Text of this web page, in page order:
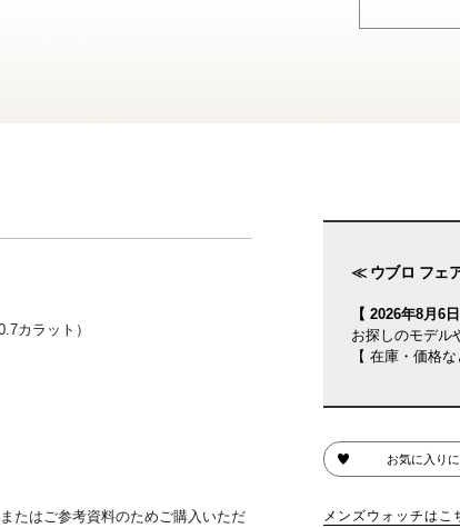
カラット）
たはご参考資料のためご購入いただ
≪ ウブロ フェ
【 2026年8月6
お探しのモデル
【 在庫・価格
お気に入り
メンズウォッチはこ